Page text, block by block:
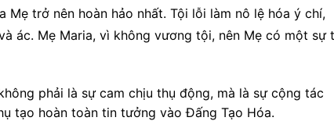
Mẹ trở nên hoàn hảo nhất. Tội lỗi làm nô lệ hóa ý chí,
ác. Mẹ Maria, vì không vương tội, nên Mẹ có một sự
phải là sự cam chịu thụ động, mà là sự cộng tác
tạo hoàn toàn tin tưởng vào Đấng Tạo Hóa.